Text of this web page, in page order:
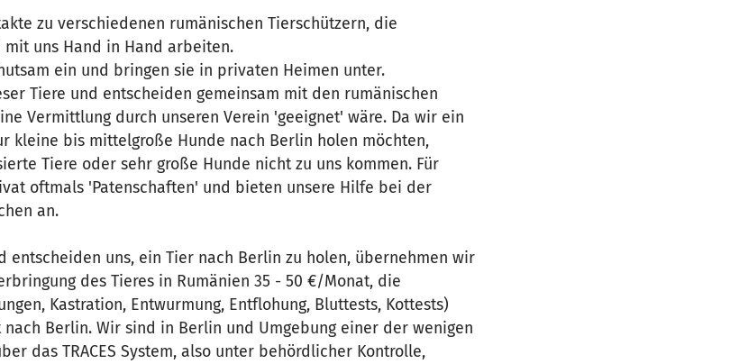
zu verschiedenen rumänischen Tierschützern, die
uns Hand in Hand arbeiten.
ein und bringen sie in privaten Heimen unter.
Tiere und entscheiden gemeinsam mit den rumänischen
Vermittlung durch unseren Verein 'geeignet' wäre. Da wir ein
kleine bis mittelgroße Hunde nach Berlin holen möchten,
Tiere oder sehr große Hunde nicht zu uns kommen. Für
oftmals 'Patenschaften' und bieten unsere Hilfe bei der
an.
entscheiden uns, ein Tier nach Berlin zu holen, übernehmen wir
des Tieres in Rumänien 35 - 50 €/Monat, die
Kastration, Entwurmung, Entflohung, Bluttests, Kottests)
Berlin. Wir sind in Berlin und Umgebung einer der wenigen
das TRACES System, also unter behördlicher Kontrolle,